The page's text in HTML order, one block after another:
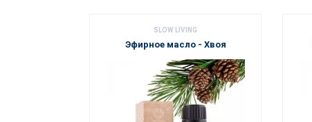
SLOW LIVING
Эфирное масло - Хвоя